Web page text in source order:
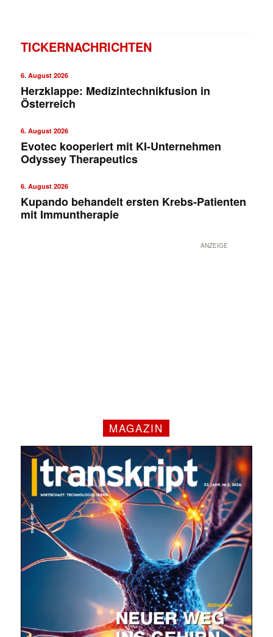
TICKERNACHRICHTEN
6. August 2026
Herzklappe: Medizintechnikfusion in
Österreich
6. August 2026
Evotec kooperiert mit KI-Unternehmen
Odyssey Therapeutics
6. August 2026
Kupando behandelt ersten Krebs-Patienten
mit Immuntherapie
ANZEIGE
MAGAZIN